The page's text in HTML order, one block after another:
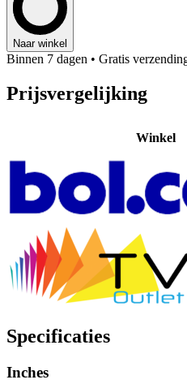
Naar winkel
Binnen 7 dagen • Gratis
Prijsvergelijking
Winkel
Specificaties
Inches